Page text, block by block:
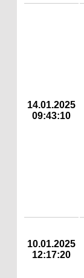
14.01.2025
09:43:10
10.01.2025
12:17:20